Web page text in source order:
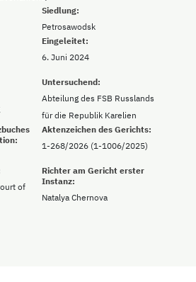
Siedlung:
Petrosawodsk
Eingeleitet:
6. Juni 2024
Untersuchend:
Abteilung des FSB Russlands
für die Republik Karelien
Aktenzeichen des Gerichts:
1-268/2026 (1-1006/2025)
of
Richter am Gericht erster
Instanz:
Natalya Chernova